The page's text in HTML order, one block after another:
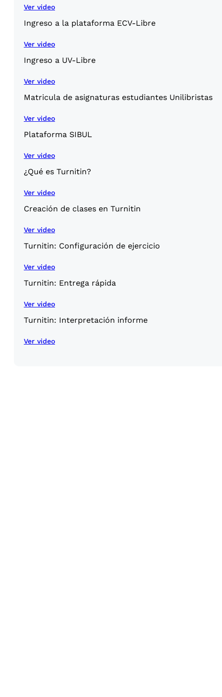
Ver video
Ingreso a la plataforma ECV-Libre
Ver video
Ingreso a UV-Libre
Ver video
Matricula de asignaturas estudiantes Unilibristas
Ver video
Plataforma SIBUL
Ver video
¿Qué es Turnitin?
Ver video
Creación de clases en Turnitin
Ver video
Turnitin: Configuración de ejercicio
Ver video
Turnitin: Entrega rápida
Ver video
Turnitin: Interpretación informe
Ver video